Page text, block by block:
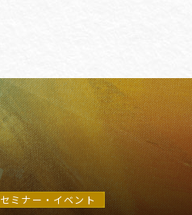
セミナー・イベント